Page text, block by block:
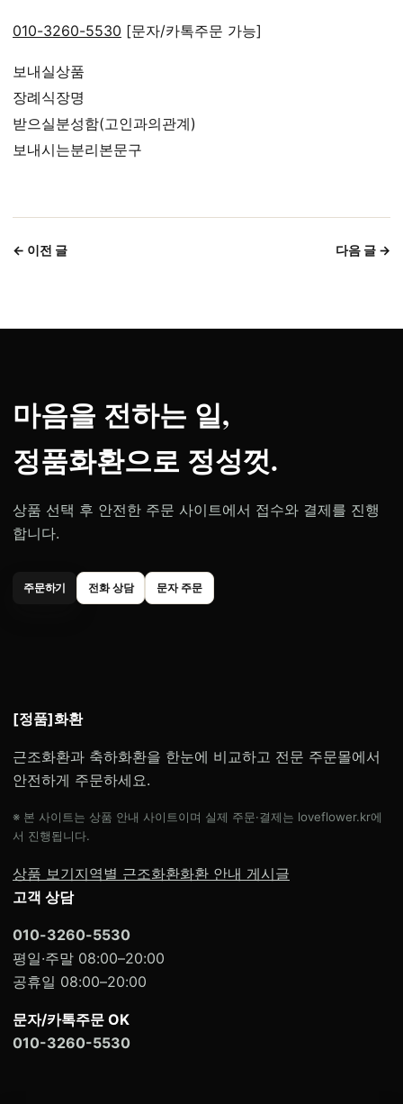
010-3260-5530 [문자/카톡주문 가능]
보내실상품
장례식장명
받으실분성함(고인과의관계)
보내시는분리본문구
← 이전 글 다음 글 →
마음을 전하는 일,
정품화환으로 정성껏.
상품 선택 후 안전한 주문 사이트에서 접수와 결제를 진행
합니다.
주문하기 전화 상담 문자 주문
[정품]화환
근조화환과 축하화환을 한눈에 비교하고 전문 주문몰에서
안전하게 주문하세요.
※ 본 사이트는 상품 안내 사이트이며 실제 주문·결제는 loveflower.kr에
서 진행됩니다.
상품 보기지역별 근조화환화환 안내 게시글
고객 상담
010-3260-5530
평일·주말 08:00–20:00
공휴일 08:00–20:00
문자/카톡주문 OK
010-3260-5530